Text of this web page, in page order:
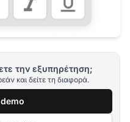
την εξυπηρέτηση;
και δείτε τη διαφορά.